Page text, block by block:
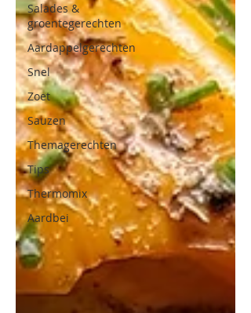
Salades &
groentegerechten
Aardappelgerechten
Snel
Zoet
Sauzen
Themagerechten
Tips
Thermomix
Aardbei